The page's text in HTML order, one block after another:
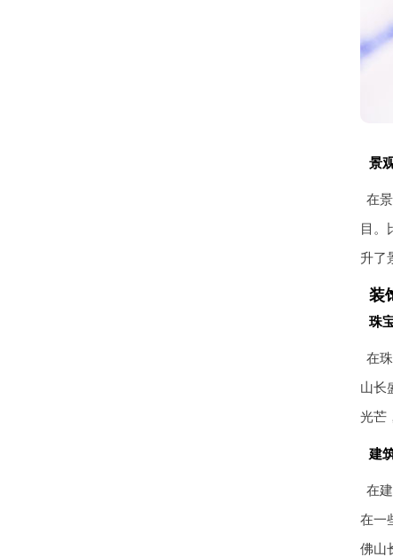
景
在
目。
升了
装
珠
在
山长
光芒
建
在
在一
佛山